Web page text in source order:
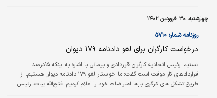
ساخت وساز و قیمت نهایی فروش ساختمان شده است.
چهارشنبه، ۳۰ فروردین ۱۴۰۲
روزنامه شماره ۵۷۱۰
درخواست کارگران برای لغو دادنامه ۱۷۹ دیوان
تسنیم:
رئیس اتحادیه کارگران قراردادی و پیمانی با اشاره به اینکه ۹۵درصد
قراردادهای کار موقت است گفت: ما خواستار لغو ۱۷۹ دادنامه دیوان هستیم. از
طریق تشکل های کارگری بارها اعتراضات خود را اعلام کردیم. فتح‌الله بیات، رئیس